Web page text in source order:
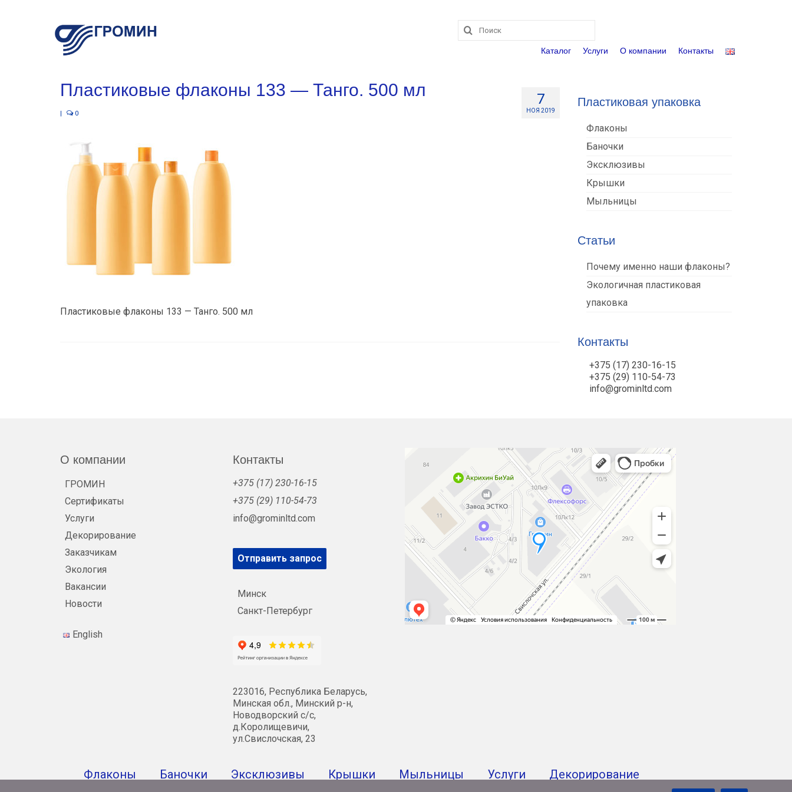
Поиск:
Каталог Услуги О компании Контакты
7
НОЯ 2019
Пластиковые флаконы 133 — Танго. 500 мл
| 0
Пластиковые флаконы 133 — Танго. 500 мл
Пластиковая упаковка
Флаконы
Баночки
Эксклюзивы
Крышки
Мыльницы
Статьи
Почему именно наши флаконы?
Экологичная пластиковая
упаковка
Контакты
+375 (17) 230-16-15
+375 (29) 110-54-73
info@grominltd.com
О компании
ГРОМИН
Сертификаты
Услуги
Декорирование
Заказчикам
Экология
Вакансии
Новости
English
Контакты
+375 (17) 230-16-15
+375 (29) 110-54-73
info@grominltd.com
Отправить запрос
Минск
Санкт-Петербург
223016, Республика Беларусь,
Минская обл., Минский р-н,
Новодворский с/с,
д.Королищевичи,
ул.Свислочская, 23
Флаконы Баночки Эксклюзивы Крышки Мыльницы Услуги Декорирование